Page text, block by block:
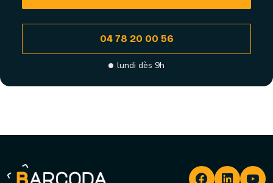
04 78 20 00 56
lundi dès 9h